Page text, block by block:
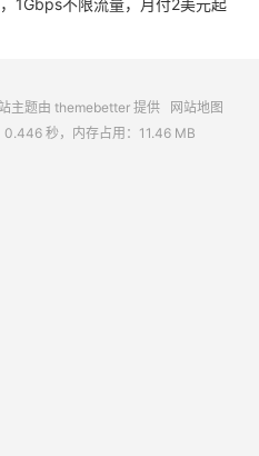
1Gbps不限流量，月付2美元起
主题由 themebetter提供
网站地图
秒，内存占用：11.46 MB